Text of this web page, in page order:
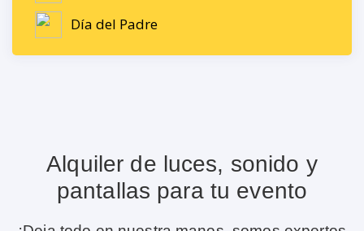
Día del Padre
Alquiler de luces, sonido y
pantallas para tu evento